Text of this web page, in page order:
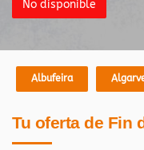
No disponible
Albufeira
Tu oferta de Fin